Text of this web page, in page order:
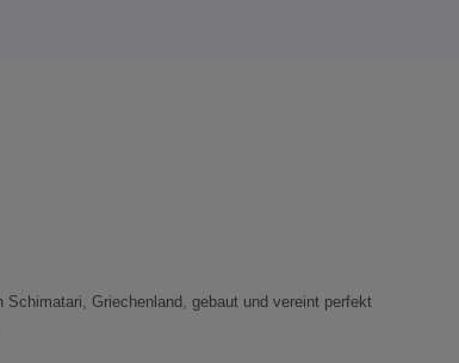
Griechenland, gebaut und vereint perfekt